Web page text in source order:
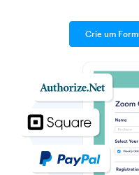
Crie um